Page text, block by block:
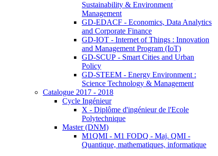
Sustainability & Environment
Management
GD-EDACF - Economics, Data Analytics
and Corporate Finance
GD-IOT - Internet of Things : Innovation
and Management Program (IoT)
GD-SCUP - Smart Cities and Urban
Policy
GD-STEEM - Energy Environment :
Science Technology & Management
Catalogue 2017 - 2018
Cycle Ingénieur
X - Diplôme d'ingénieur de l'Ecole
Polytechnique
Master (DNM)
M1QMI - M1 FODQ - Maj. QMI -
Quantique, mathematiques, informatique